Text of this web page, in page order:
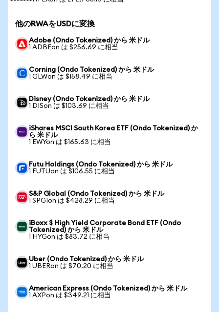
他のRWAをUSDに変換
Adobe (Ondo Tokenized) から 米ドル
1 ADBEon は $256.69 に相当
Corning (Ondo Tokenized) から 米ドル
1 GLWon は $158.49 に相当
Disney (Ondo Tokenized) から 米ドル
1 DISon は $103.69 に相当
iShares MSCI South Korea ETF (Ondo Tokenized) か
ら 米ドル
1 EWYon は $165.63 に相当
Futu Holdings (Ondo Tokenized) から 米ドル
1 FUTUon は $106.55 に相当
S&P Global (Ondo Tokenized) から 米ドル
1 SPGIon は $428.29 に相当
iBoxx $ High Yield Corporate Bond ETF (Ondo
Tokenized) から 米ドル
1 HYGon は $83.72 に相当
Uber (Ondo Tokenized) から 米ドル
1 UBERon は $70.20 に相当
American Express (Ondo Tokenized) から 米ドル
1 AXPon は $349.21 に相当